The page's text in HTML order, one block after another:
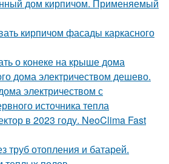
дом кирпичом. Применяемый
кирпичом фасады каркасного
о конеке на крыше дома
дома электричеством дешево.
электричеством с
источника тепла
в 2023 году. NeoClima Fast
труб отопления и батарей.